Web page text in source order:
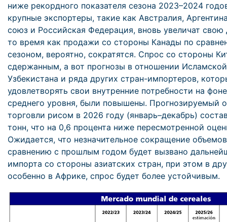
ниже рекордного показателя сезона 2023–2024
крупные экспортеры, такие как Австралия,
союз и Российская Федерация, вновь увеличат
то время как продажи со стороны Канады по
сезоном, вероятно, сократятся. Спрос со стороны
сдержанным, а вот прогнозы в отношении
Узбекистана и ряда других стран-импортеров,
удовлетворять свои внутренние потребности на
среднего уровня, были повышены. Прогнозируемый
торговли рисом в 2026 году (январь–декабрь)
тонн, что на 0,6 процента ниже пересмотренной
Ожидается, что незначительное сокращение
сравнению с прошлым годом будет вызвано
импорта со стороны азиатских стран, при этом в
особенно в Африке, спрос будет более устойчивым.